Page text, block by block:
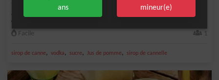
&nbsp;Une recette originale et inattendue pour un cocktail d'automne
délicieux.&nbsp; L...
Facile 1
sirop de canne, vodka, sucre, Jus de pomme, sirop de cannelle
ans
mineur(e)